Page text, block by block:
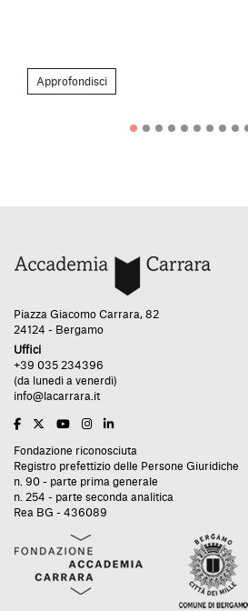
Approfondisci
Piazza Giacomo Carrara, 82
24124 - Bergamo
Uffici
+39 035 234396
(da lunedì a venerdì)
info@lacarrara.it
Fondazione riconosciuta
Registro prefettizio delle Persone Giuridiche
n. 90 - parte prima generale
n. 254 - parte seconda analitica
Rea BG - 436089